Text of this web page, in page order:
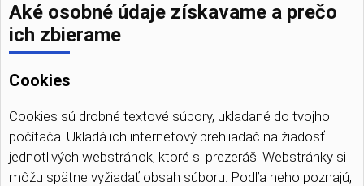
Aké osobné údaje získavame a prečo
ich zbierame
Cookies
Cookies sú drobné textové súbory, ukladané do tvojho
počítača. Ukladá ich internetový prehliadač na žiadosť
jednotlivých webstránok, ktoré si prezeráš. Webstránky si
môžu spätne vyžiadať obsah súboru. Podľa neho poznajú,